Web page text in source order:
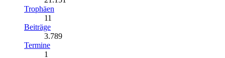
Trophäen
11
Beiträge
3.789
Termine
1